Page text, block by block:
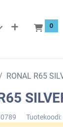
0
RONAL R65
Tuotekoodi: